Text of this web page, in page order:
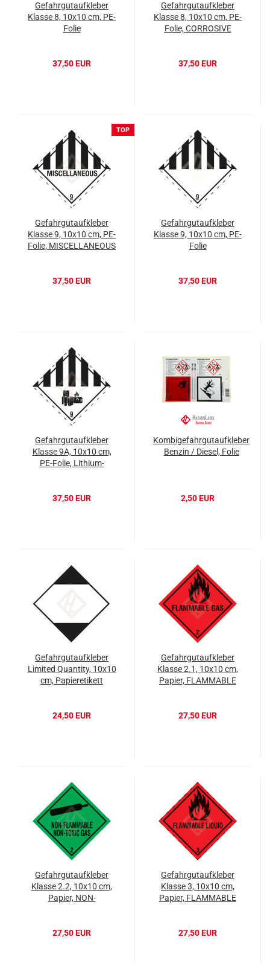
Gefahrgutaufkleber
Klasse 8, 10x10 cm, PE-
Folie
37,50 EUR
Gefahrgutaufkleber
Klasse 8, 10x10 cm, PE-
Folie, CORROSIVE
37,50 EUR
TOP
Gefahrgutaufkleber
Klasse 9, 10x10 cm, PE-
Folie, MISCELLANEOUS
37,50 EUR
Gefahrgutaufkleber
Klasse 9, 10x10 cm, PE-
Folie
37,50 EUR
Gefahrgutaufkleber
Klasse 9A, 10x10 cm,
PE-Folie, Lithium-
37,50 EUR
Kombigefahrgutaufkleber
Benzin / Diesel, Folie
2,50 EUR
Gefahrgutaufkleber
Limited Quantity, 10x10
cm, Papieretikett
24,50 EUR
Gefahrgutaufkleber
Klasse 2.1, 10x10 cm,
Papier, FLAMMABLE
27,50 EUR
Gefahrgutaufkleber
Klasse 2.2, 10x10 cm,
Papier, NON-
27,50 EUR
Gefahrgutaufkleber
Klasse 3, 10x10 cm,
Papier, FLAMMABLE
27,50 EUR